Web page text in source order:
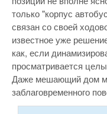
только "корпус
связан со своей
известное уже
как, если
просматривается
Даже мешающий дом
заблаговременного